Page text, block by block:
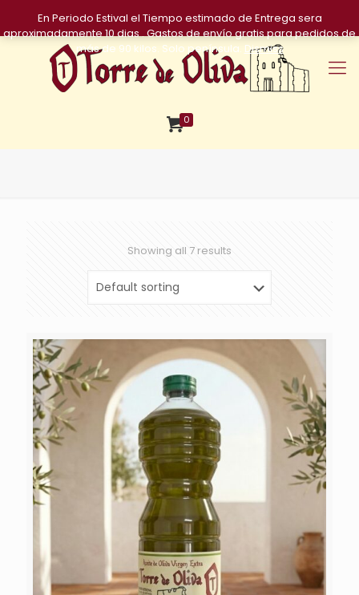
0
Showing all 7 results
En Periodo Estival el Tiempo estimado de Entrega sera
aproximadamente 10 dias . Gastos de envío gratis para pedidos de
más de 90 kilos. Solo península. Dismiss